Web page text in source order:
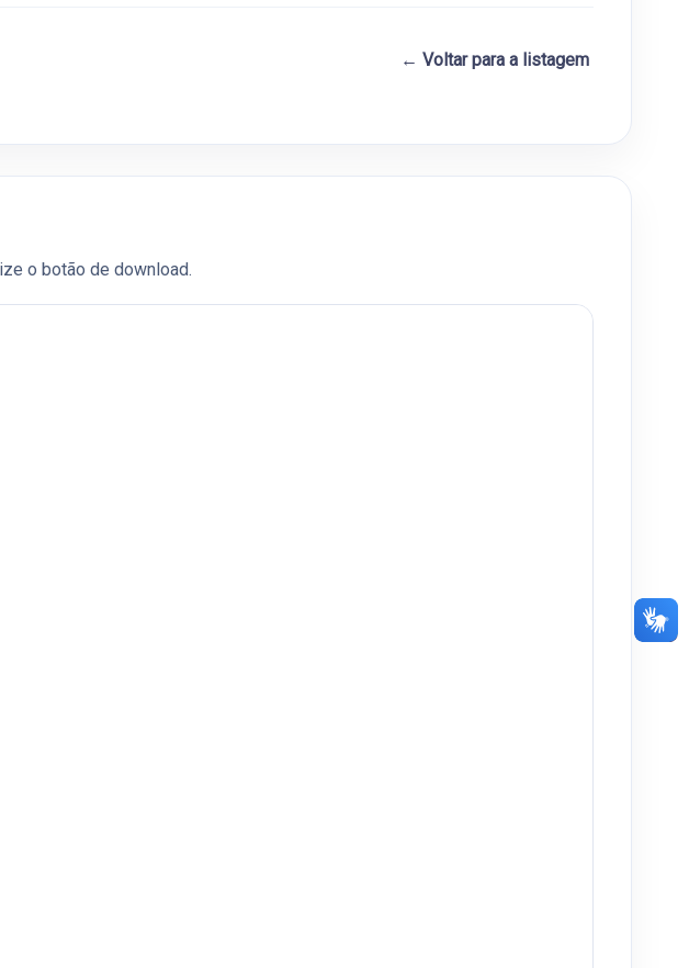
← Voltar para a listagem
o botão de download.